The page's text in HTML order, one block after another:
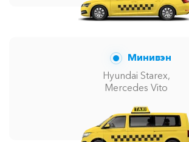
Минивэн
Hyundai Starex,
Mercedes Vito